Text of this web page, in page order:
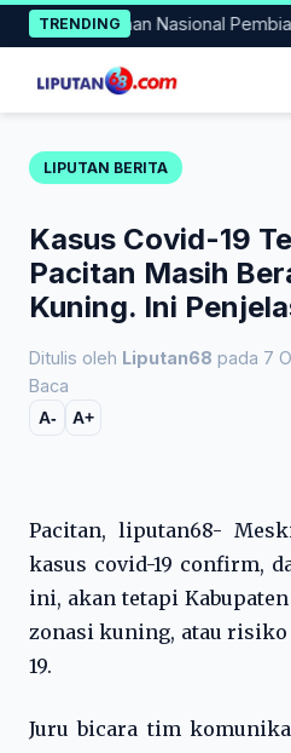
Skip
to
content
TRENDINGNasional Pembiayaan
LIPUTAN BERITA
Kasus Covid-19
Pacitan Masih
Kuning. Ini
Ditulis oleh Liputan68 pada 7
Baca
A- A+
Pacitan, liputan68-
kasus covid-19 confirm,
ini, akan tetapi
zonasi kuning, atau risiko
19.
Juru bicara tim